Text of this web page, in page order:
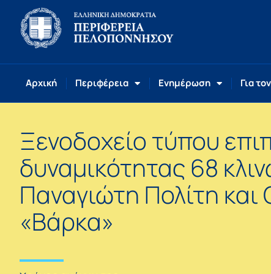
Αρχική Περιφέρεια Ενημέρωση Για
Ξενοδοχείο τύπου
δυναμικότητας 68
Παναγιώτη Πολίτη
«Βάρκα»